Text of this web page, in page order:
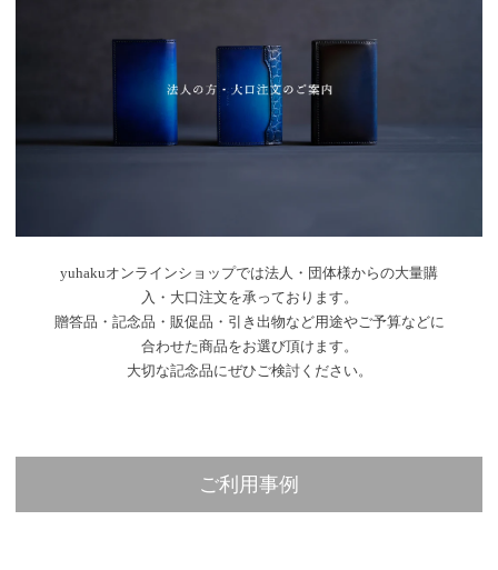
yuhakuオンラインショップでは法人・団体様からの大量購
入・大口注文を承っております。
贈答品・記念品・販促品・引き出物など用途やご予算などに
合わせた商品をお選び頂けます。
大切な記念品にぜひご検討ください。
ご利用事例